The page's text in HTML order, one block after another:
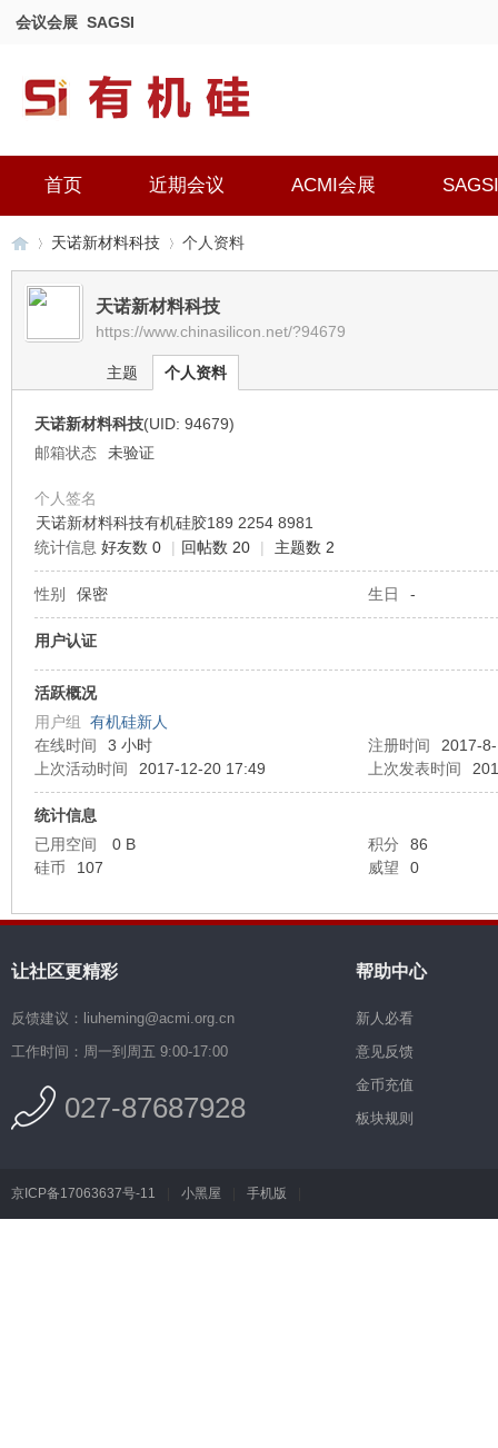
会议会展 SAGSI
首页 近期会议 ACMI会展 SAGSI
有›
天诺新材料科技
›
个人资料
天诺新材料科技
https://www.chinasilicon.net/?94679
主题 个人资料
天诺新材料科技(UID: 94679)
邮箱状态
未验证
个人签名
天诺新材料科技有机硅胶189 2254 8981
统计信息 好友数 0 | 回帖数 20 | 主题数 2
性别 保密 生日 -
用户认证
活跃概况
用户组 有机硅新人
在线时间
3 小时 注册时间
2017-
上次活动时间
2017-12-20 17:49 上次发表时间
统计信息
已用空间
0 B 积分
86
硅币
107 威望 0
让社区更精彩
反馈建议：liuheming@acmi.org.cn
工作时间：周一到周五 9:00-17:00
027-87687928
帮助中心
新人必看
意见反馈
金币充值
板块规则
京ICP备17063637号-11 小黑屋 手机版